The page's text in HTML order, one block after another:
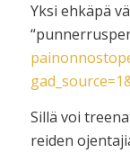
Yksi ehkäpä
Sillä voi
reiden